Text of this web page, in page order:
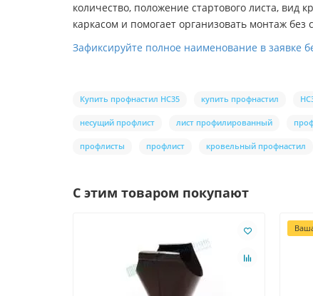
количество, положение стартового листа,
каркасом и помогает организовать монтаж без
Зафиксируйте полное наименование в заявке
Купить профнастил НС35 купить профнастил
несущий профлист лист профилированный
профлисты профлист кровельный профнастил
С этим товаром покупают